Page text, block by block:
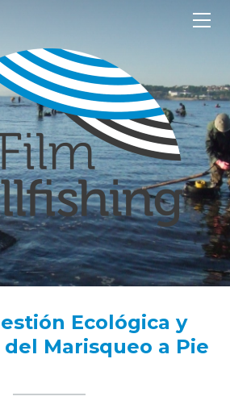
Ecológica y
Marisqueo a Pie
Newsletters
Acerca de
EcoFilm_Shellfishing
Marisqueo a pie
Socios
Toolbox
Contactos